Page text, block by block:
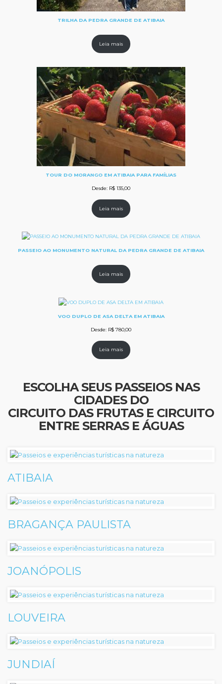
TRILHA DA PEDRA GRANDE DE ATIBAIA
Leia mais
TOUR DO MORANGO EM ATIBAIA PARA FAMÍLIAS
Desde: R$ 135,00
Leia mais
PASSEIO AO MONUMENTO NATURAL DA PEDRA GRANDE DE ATIBAIA
Leia mais
VOO DUPLO DE ASA DELTA EM ATIBAIA
Desde: R$ 780,00
Leia mais
ESCOLHA SEUS PASSEIOS NAS
CIDADES DO
CIRCUITO DAS FRUTAS E CIRCUITO
ENTRE SERRAS E ÁGUAS
ATIBAIA
BRAGANÇA PAULISTA
JOANÓPOLIS
LOUVEIRA
JUNDIAÍ